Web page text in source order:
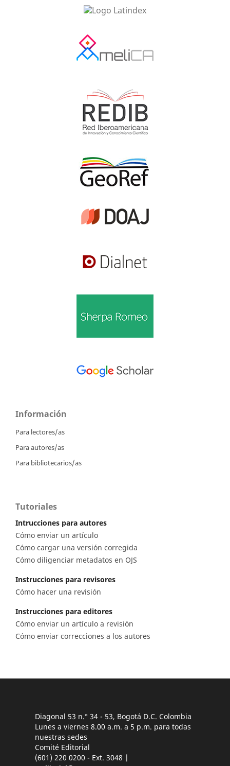
Información
Para lectores/as
Para autores/as
Para bibliotecarios/as
Tutoriales
Intrucciones para autores
Cómo enviar un artículo
Cómo cargar una versión corregida
Cómo diligenciar metadatos en OJS
Instrucciones para revisores
Cómo hacer una revisión
Instrucciones para editores
Cómo enviar un artículo a revisión
Cómo enviar correcciones a los autores
Diagonal 53 n.° 34 - 53, Bogotá D.C. Colombia
Lunes a viernes 8.00 a.m. a 5 p.m. para todas
nuestras sedes
Comité Editorial
(601) 220 0200 - Ext. 3048 |